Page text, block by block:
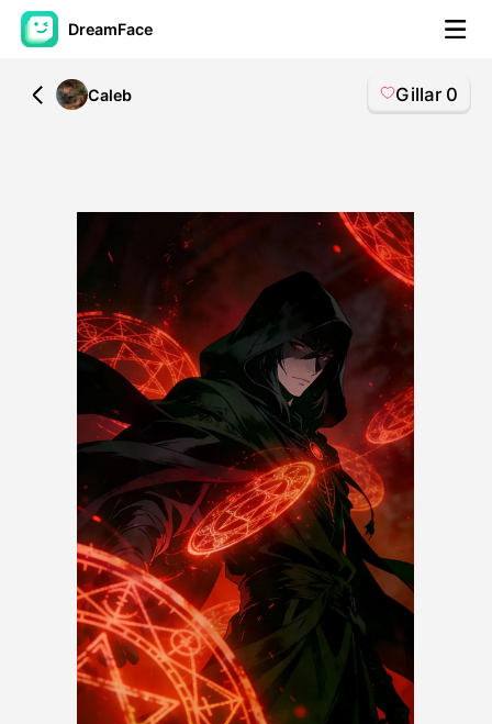
DreamFace
AI-verktyg
AI-video
Andra verktyg
Visa alla verktyg
Avatar Video
AI-video
Foto:
Andra verktyg
All
Caleb Gillar 0